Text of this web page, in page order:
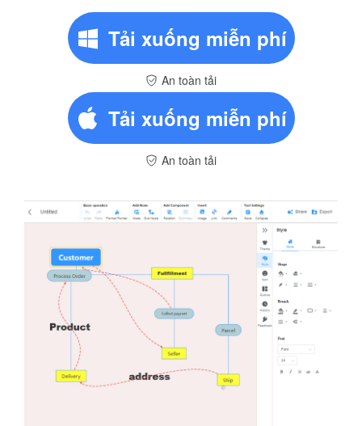
Tải xuống miễn phí
An toàn tải
Tải xuống miễn phí
An toàn tải